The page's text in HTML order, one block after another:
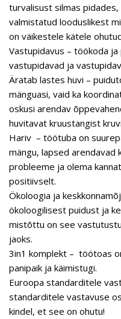
turvalisust silmas
valmistatud looduslikest
on väikestele kätele
Vastupidavus – töökoda
vastupidavad ja
Äratab lastes huvi –
mänguasi, vaid ka
oskusi arendav
huvitavat kruustangist
Hariv – töötuba on
mängu, lapsed arendavad
probleeme ja olema
positiivselt.
Ökoloogia ja
ökoloogilisest puidust ja
mistõttu on see
jaoks.
3in1 komplekt – töötoas
panipaik ja käimistugi.
Euroopa standarditele
standarditele vastavuse
kindel, et see on ohutu!